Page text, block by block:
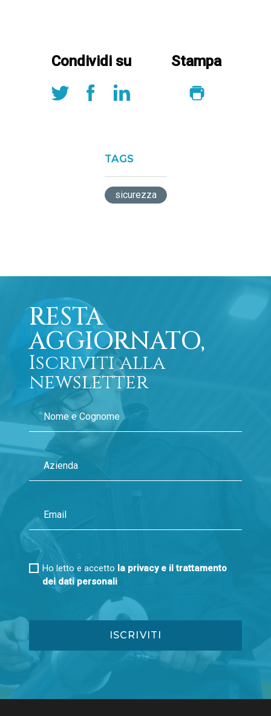
Condividi su Stampa
TAGS
sicurezza
RESTA
AGGIORNATO,
Iscriviti alla
newsletter
Ho letto e accetto la privacy e il trattamento
dei dati personali